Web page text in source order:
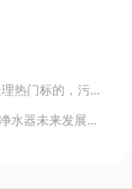
上一篇: 行业资讯 | 寻找2020污水处理热门标的，污泥厌氧消化再度“上车”？
下一篇: 行业解读 | 看行业报告解读净水器未来发展趋势！